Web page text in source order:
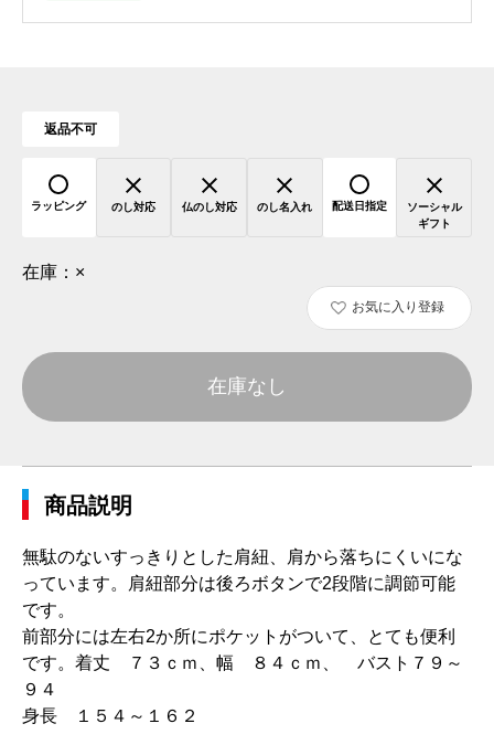
返品不可
ラッピング のし対応 仏のし対応 のし名入れ 配送日指定
ソーシャル
ギフト
在庫： ×
お気に入り登録
在庫なし
商品説明
無駄のないすっきりとした肩紐、肩から落ちにくいにな
っています。肩紐部分は後ろボタンで2段階に調節可能
です。
前部分には左右2か所にポケットがついて、とても便利
です。着丈 ７３ｃｍ、幅 ８４ｃｍ、 バスト７９～
９４
身長 １５４～１６２